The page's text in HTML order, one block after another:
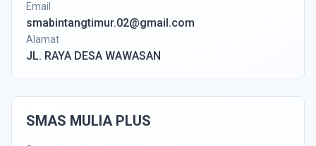
Email
smabintangtimur.02@gmail.com
Alamat
JL. RAYA DESA WAWASAN
SMAS MULIA PLUS